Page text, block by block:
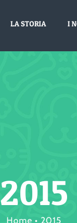
LA STORIA I
2015
Home 2015